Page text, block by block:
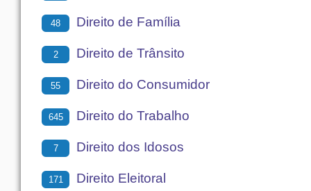
48 Direito de Família
2 Direito de Trânsito
55 Direito do Consumidor
645 Direito do Trabalho
7 Direito dos Idosos
171 Direito Eleitoral